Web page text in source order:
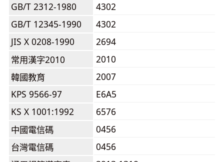
GB/T 2312-1980
4302
GB/T 12345-1990
4302
JIS X 0208-1990
2694
常用漢字2010
2010
韓國教育
2007
KPS 9566-97
E6A5
KS X 1001:1992
6576
中國電信碼
0456
台灣電信碼
0456